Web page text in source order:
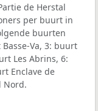
de Herstal
per buurt in
buurten
Va, 3: buurt
Les Abrins, 6:
Enclave de
Nord.